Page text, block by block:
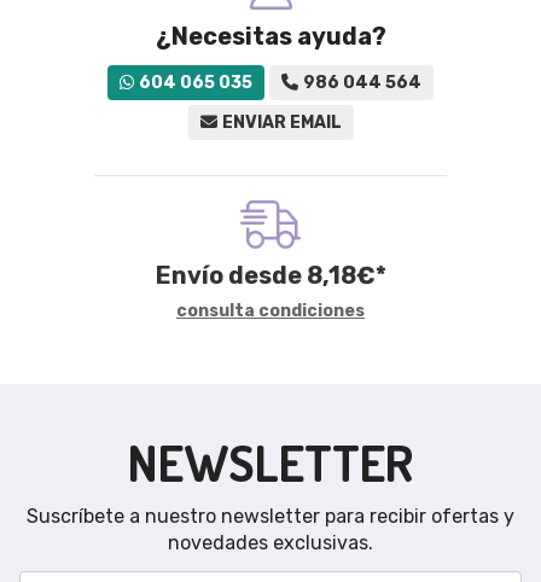
¿Necesitas ayuda?
604 065 035
986 044 564
ENVIAR EMAIL
Envío desde 8,18€*
consulta condiciones
NEWSLETTER
Suscríbete a nuestro newsletter para recibir ofertas y
novedades exclusivas.